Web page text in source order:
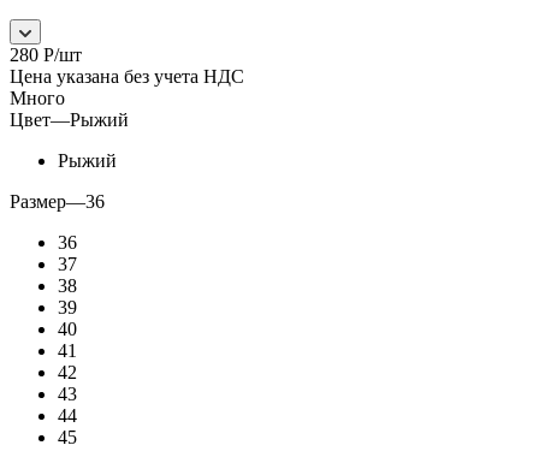
280 Р/шт
Цена указана без учета НДС
Много
Цвет—Рыжий
Рыжий
Размер—36
36
37
38
39
40
41
42
43
44
45